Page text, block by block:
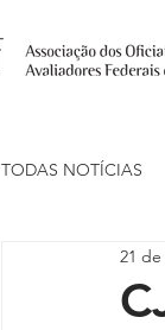
TODAS NOTÍCIAS
Ações Judiciais
21